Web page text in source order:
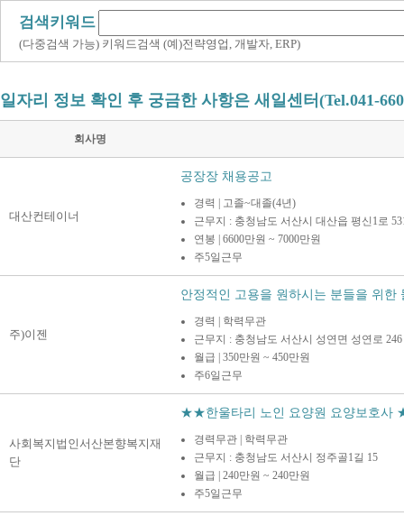
검색키워드
(다중검색 가능) 키워드검색 (예)전략영업, 개발자, ERP)
일자리 정보 확인 후 궁금한 사항은 새일센터(Tel.041-
회사명
대산컨테이너
공장장 채용공고
경력 | 고졸~대졸(4년)
근무지 : 충청남도 서산시 대산읍 평신1로
연봉 | 6600만원 ~ 7000만원
주5일근무
주)이젠
안정적인 고용을 원하시는 분들을 위한
경력 | 학력무관
근무지 : 충청남도 서산시 성연면 성연로 246
월급 | 350만원 ~ 450만원
주6일근무
사회복지법인서산본향복지재
단
★★한울타리 노인 요양원 요양보호사
경력무관 | 학력무관
근무지 : 충청남도 서산시 정주골1길 15
월급 | 240만원 ~ 240만원
주5일근무